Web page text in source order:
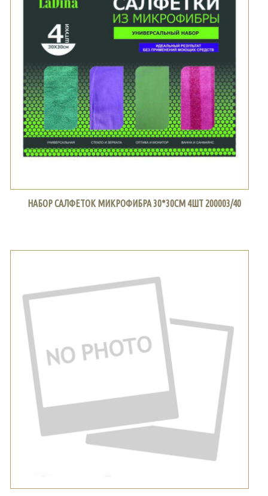
НАБОР САЛФЕТОК МИКРОФИБРА 30*30СМ 4ШТ 200003/40